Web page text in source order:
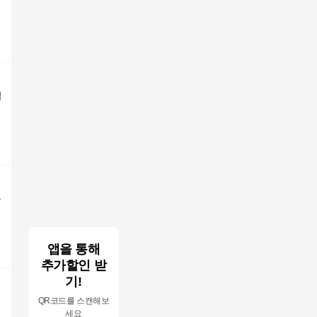
앱을 통해
추가할인 받
기!
QR코드를 스캔해보
세요